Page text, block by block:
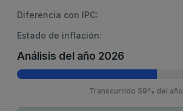
Diferencia con IPC:
Estado de inflación:
Análisis del año 2026
Transcurrido 59% del año